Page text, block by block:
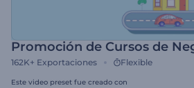
Promoción de Cursos de
162K+ Exportaciones Flexible
Este video preset fue creado con